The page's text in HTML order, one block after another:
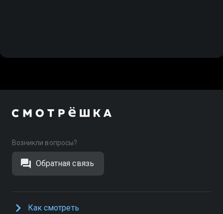
Возникли вопросы?
Обратная связь
Как смотреть